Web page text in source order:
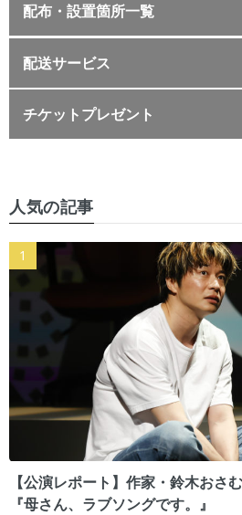
配布・設置箇所一覧
配送サービス
チケットプレゼント
人気の記事
【公演レポート】作家・鈴木おさ
『母さん、ラブソングです。』